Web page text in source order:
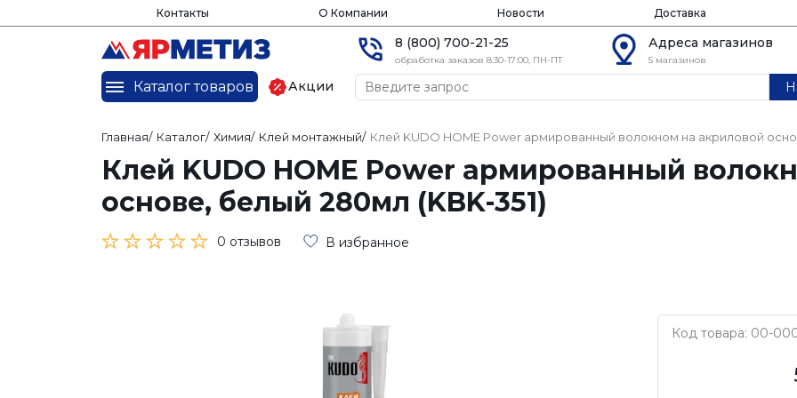
Контакты О Компании Новости Доставка
8 (800) 700-21-25
обработка заказов 8:30-17:00, ПН-ПТ
Адреса магазинов
5 магазинов
Каталог товаров Акции
Главная/ Каталог/ Химия/ Клей монтажный/ Клей KUDO HOME Power армированный волокном на акриловой
Клей KUDO HOME Power армированный
основе, белый 280мл (KBK-351)
0 отзывов В избранное
Код товара: 00-